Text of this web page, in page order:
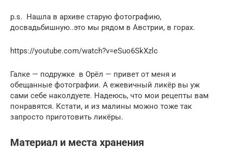
p.s. Нашла в архиве старую фотографию,
досвадьбишную..это мы рядом в Австрии, в горах.
https://youtube.com/watch?v=eSuo6SkXzlc
Галке — подружке в Орёл — привет от меня и
обещанные фотографии. А ежевичный ликёр вы уж
сами себе наколдуете. Надеюсь, что мои рецепты вам
понравятся. Кстати, и из малины можно тоже так
запросто приготовить ликёры.
Материал и места хранения